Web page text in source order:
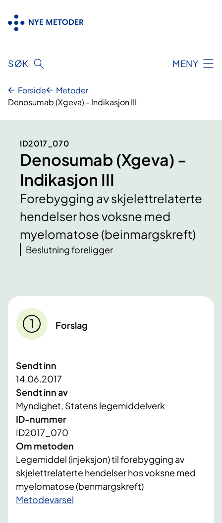
innhold
SØK MENY
Forside
Metoder
Denosumab (Xgeva) - Indikasjon III
ID2017_070
Denosumab (Xgeva) -
Indikasjon III
Forebygging av skjelettrelaterte
hendelser hos voksne med
myelomatose (beinmargskreft)
Beslutning foreligger
Forslag
Sendt inn
14.06.2017
Sendt inn av
Myndighet, Statens legemiddelverk
ID-nummer
ID2017_070
Om metoden
Legemiddel (injeksjon) til forebygging av
skjelettrelaterte hendelser hos voksne med
myelomatose (benmargskreft)
​Metodevarsel